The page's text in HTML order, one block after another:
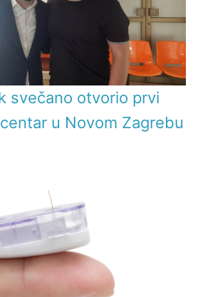
svečano otvorio prvi
u Novom Zagrebu